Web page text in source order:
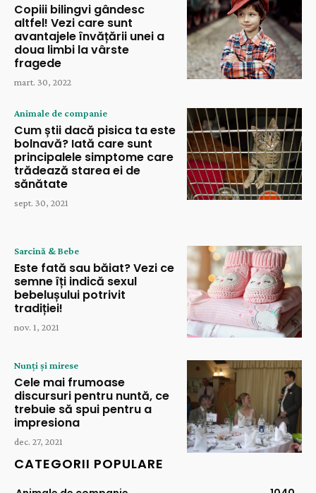
Copiii bilingvi gândesc
altfel! Vezi care sunt
avantajele învățării unei a
doua limbi la vârste
fragede
mart. 30, 2022
Animale de companie
Cum știi dacă pisica ta este
bolnavă? Iată care sunt
principalele simptome care
trădează starea ei de
sănătate
sept. 30, 2021
Sarcină & Bebe
Este fată sau băiat? Vezi ce
semne îți indică sexul
bebelușului potrivit
tradiției!
nov. 1, 2021
Nunți și mirese
Cele mai frumoase
discursuri pentru nuntă, ce
trebuie să spui pentru a
impresiona
dec. 27, 2021
CATEGORII POPULARE